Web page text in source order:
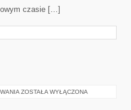
czasie […]
PROVIDENT
ZOSTAŁA WYŁĄCZONA